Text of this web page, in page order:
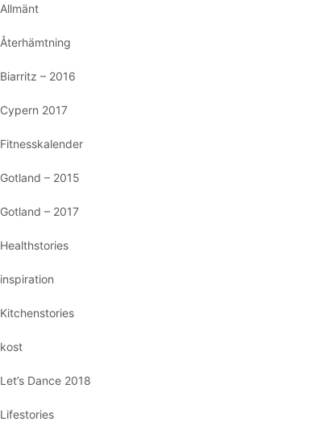
Allmänt
Återhämtning
Biarritz – 2016
Cypern 2017
Fitnesskalender
Gotland – 2015
Gotland – 2017
Healthstories
inspiration
Kitchenstories
kost
Let’s Dance 2018
Lifestories